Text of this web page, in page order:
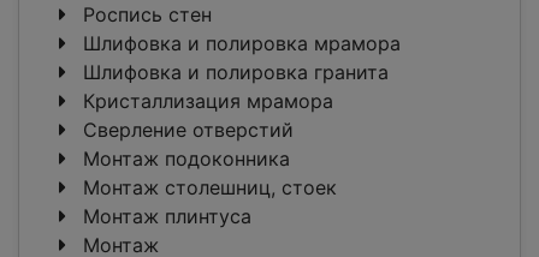
Роспись стен
Шлифовка и полировка мрамора
Шлифовка и полировка гранита
Кристаллизация мрамора
Сверление отверстий
Монтаж подоконника
Монтаж столешниц, стоек
Монтаж плинтуса
Монтаж